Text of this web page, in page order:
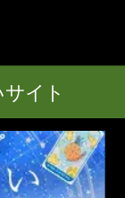
イト